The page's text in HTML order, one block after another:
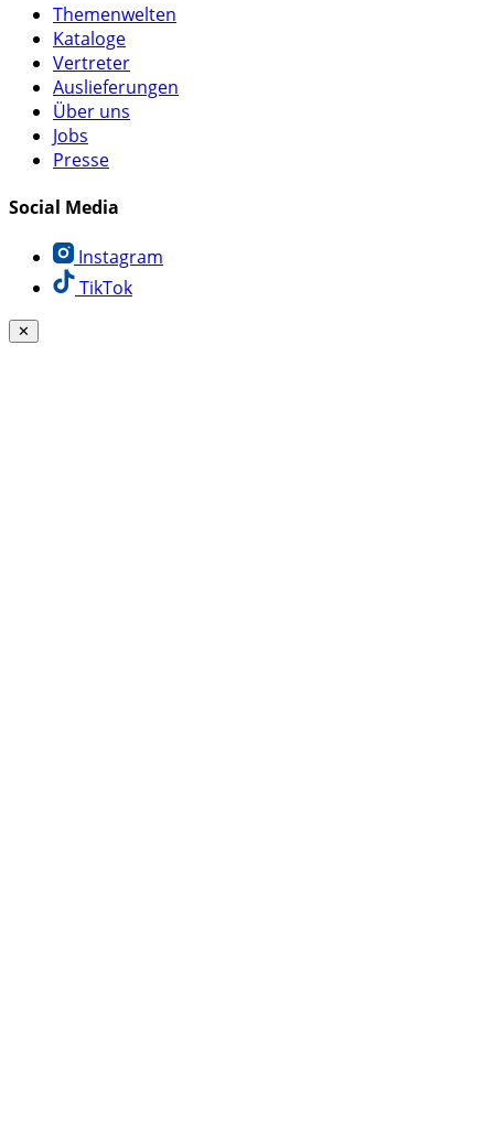
Themenwelten
Kataloge
Vertreter
Auslieferungen
Über uns
Jobs
Presse
Social Media
Instagram
TikTok
✕